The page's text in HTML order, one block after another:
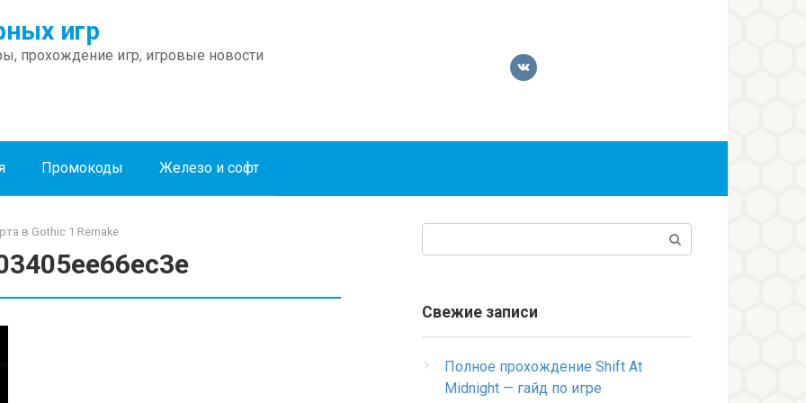
игр
прохождение игр, игровые новости
Промокоды Железо и софт
в Gothic 1 Remake
Свежие записи
Полное прохождение Shift At
Midnight — гайд по игре